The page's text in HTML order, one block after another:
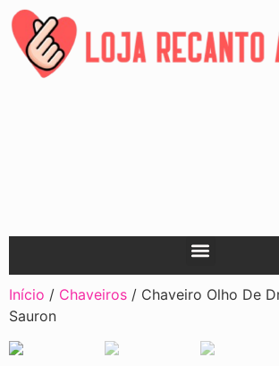
Início / Chaveiros / Chaveiro Olho De
Sauron